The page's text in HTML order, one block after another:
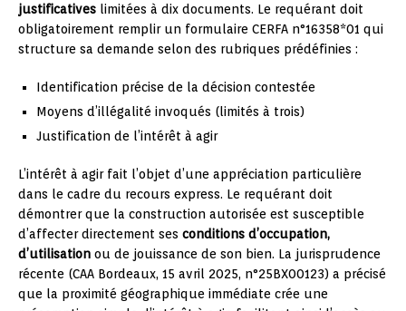
justificatives limitées à dix documents. Le requérant doit
obligatoirement remplir un formulaire CERFA n°16358*01 qui
structure sa demande selon des rubriques prédéfinies :
Identification précise de la décision contestée
Moyens d’illégalité invoqués (limités à trois)
Justification de l’intérêt à agir
L’intérêt à agir fait l’objet d’une appréciation particulière
dans le cadre du recours express. Le requérant doit
démontrer que la construction autorisée est susceptible
d’affecter directement ses conditions d’occupation,
d’utilisation ou de jouissance de son bien. La jurisprudence
récente (CAA Bordeaux, 15 avril 2025, n°25BX00123) a précisé
que la proximité géographique immédiate crée une